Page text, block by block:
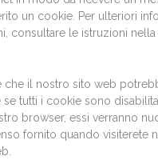
un cookie. Per ulteriori
consultare le istruzioni
che il nostro sito web
tutti i cookie sono
browser, essi verranno
fornito quando visiterete